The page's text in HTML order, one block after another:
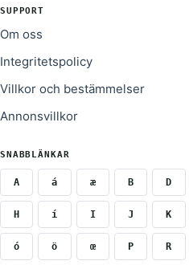
SUPPORT
Om oss
Integritetspolicy
Villkor och bestämmelser
Annonsvillkor
SNABBLÄNKAR
A á æ B D
H í I J K
ó ö œ P R